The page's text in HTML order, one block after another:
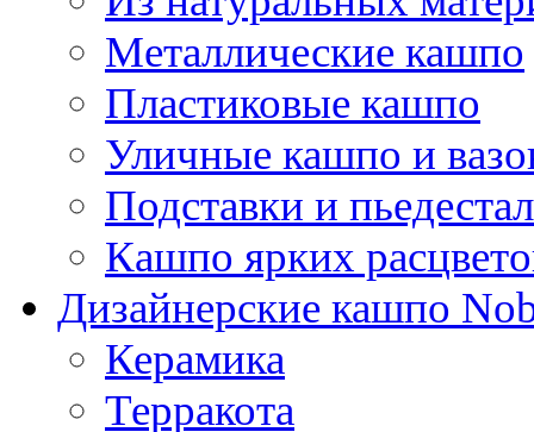
Металлические кашпо
Пластиковые кашпо
Уличные кашпо и
Подставки и
Кашпо ярких
Дизайнерские кашпо
Керамика
Терракота